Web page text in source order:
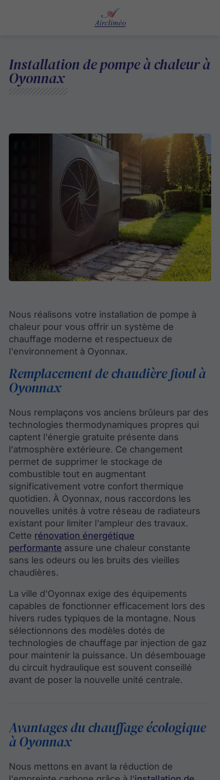
Installation de pompe à chaleur à
Oyonnax
Nous réalisons votre installation de pompe à
chaleur pour vous offrir un système de
chauffage moderne et respectueux de
l'environnement à Oyonnax.
Remplacement de chaudière fioul à
Oyonnax
Nous remplaçons vos anciens brûleurs par des
technologies thermodynamiques propres qui
captent l'énergie gratuite présente dans
l'atmosphère extérieure. Ce changement
permet de supprimer le stockage de
combustible tout en augmentant
significativement votre confort thermique
quotidien. À Oyonnax, nous raccordons les
nouvelles unités à votre réseau de radiateurs
existant pour limiter l'ampleur des travaux.
Cette rénovation énergétique
performante assure une chaleur constante
sans les odeurs ou les bruits des vieilles
chaudières.
La ville d'Oyonnax exige des équipements
capables de fonctionner efficacement lors des
hivers rudes typiques de la montagne. Nous
sélectionnons des modèles dotés de
technologies de chauffage par injection de gaz
pour maintenir la puissance. Un désembouage
du circuit hydraulique est souvent conseillé
avant de poser la nouvelle unité centrale.
Avantages du chauffage écologique
à Oyonnax
Nous mettons en avant la réduction de